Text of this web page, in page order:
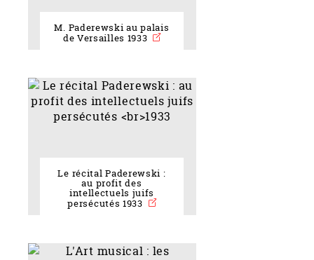
M. Paderewski au palais
de Versailles 1933
Le récital Paderewski :
au profit des
intellectuels juifs
persécutés 1933